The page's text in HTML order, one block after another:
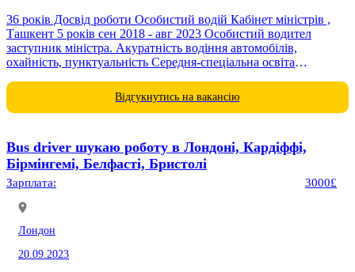
36 років Досвід роботи Особистий водій Кабінет міністрів ,
Ташкент 5 років сен 2018 - авг 2023 Особистий водител
заступник міністра. Акуратність водіння автомобілів,
охайність, пунктуальність Середня-спеціальна освіта
оператор і слюсар оператор і...Відгукнутись на вакансію
Bus driver шукаю роботу в Лондоні, Кардіффі,
Бірмінгемі, Белфасті, Бристолі
Зарплата: 3000£
Лондон
20.09.2023